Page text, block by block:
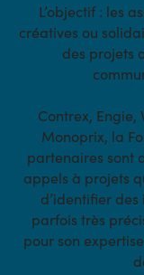
L’objectif : les
créatives ou
des projets
Contrex, Engie,
Monoprix, la
partenaires sont
appels à projets
d’identifier
parfois très
pour son